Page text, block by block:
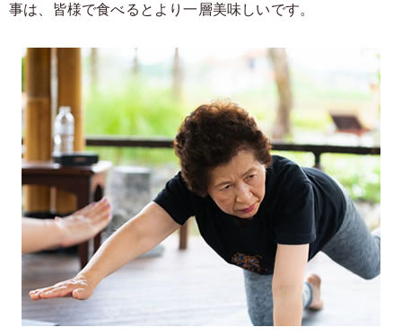
事は、皆様で食べるとより一層美味しいです。